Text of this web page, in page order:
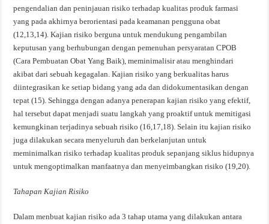
pengendalian dan peninjauan risiko terhadap kualitas produk farmasi
yang pada akhirnya berorientasi pada keamanan pengguna obat
(12,13,14). Kajian risiko berguna untuk mendukung pengambilan
keputusan yang berhubungan dengan pemenuhan persyaratan CPOB
(Cara Pembuatan Obat Yang Baik), meminimalisir atau menghindari
akibat dari sebuah kegagalan. Kajian risiko yang berkualitas harus
diintegrasikan ke setiap bidang yang ada dan didokumentasikan dengan
tepat (15). Sehingga dengan adanya penerapan kajian risiko yang efektif,
hal tersebut dapat menjadi suatu langkah yang proaktif untuk memitigasi
kemungkinan terjadinya sebuah risiko (16,17,18). Selain itu kajian risiko
juga dilakukan secara menyeluruh dan berkelanjutan untuk
meminimalkan risiko terhadap kualitas produk sepanjang siklus hidupnya
untuk mengoptimalkan manfaatnya dan menyeimbangkan risiko (19,20).
Tahapan Kajian Risiko
Dalam menbuat kajian risiko ada 3 tahap utama yang dilakukan antara